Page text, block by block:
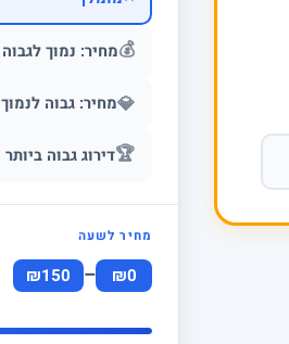
💰מחיר: נמוך לגבוה
💎מחיר: גבוה לנמוך
🏆דירוג גבוה ביותר
מחיר לשעה
₪0
–
₪150